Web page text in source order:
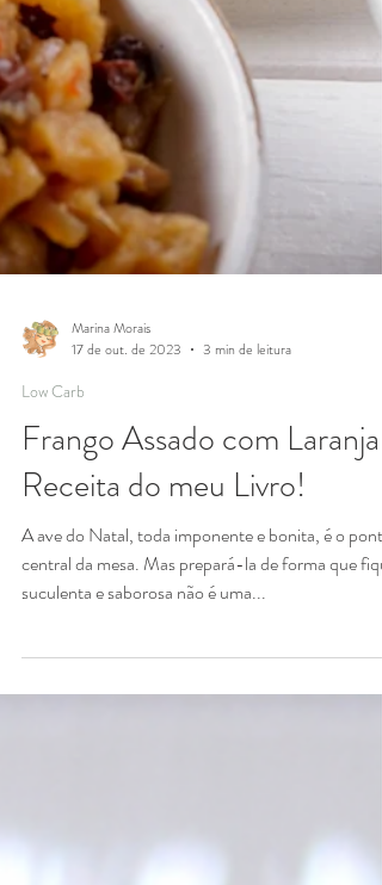
Marina Morais
17 de out. de 2023
3 min de leitura
Low Carb
Frango Assado com Laranja |
Receita do meu Livro!
A ave do Natal, toda imponente e bonita, é o ponto
suculenta e saborosa não é uma...